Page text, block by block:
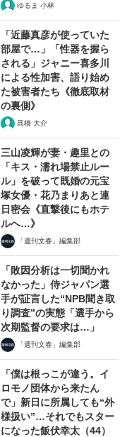
ゆるま 小林
「近藤真彦が使っていた
部屋で…」「性器を握ら
される」ジャニー喜多川
による性加害、語り始め
た被害者たち《徹底取材
の裏側》
髙橋 大介
三山凌輝が妻・趣里との
「キス・濡れ場禁止ルー
ル」を破って既婚の元宝
塚女優・花乃まりあと連
日密会《直撃後にもホテ
ルへ…》
「週刊文春」編集部
「敗因分析は一切聞かれ
なかった」侍ジャパン選
手が証言した“NPB聞き取
り調査”の実態「選手から
次期監督の要求は…」
「週刊文春」編集部
「僕は根っこが違う。イ
ロモノ団体から来たん
で」新日に所属しても“外
様扱い”…それでもスター
になった飯伏幸太（44）